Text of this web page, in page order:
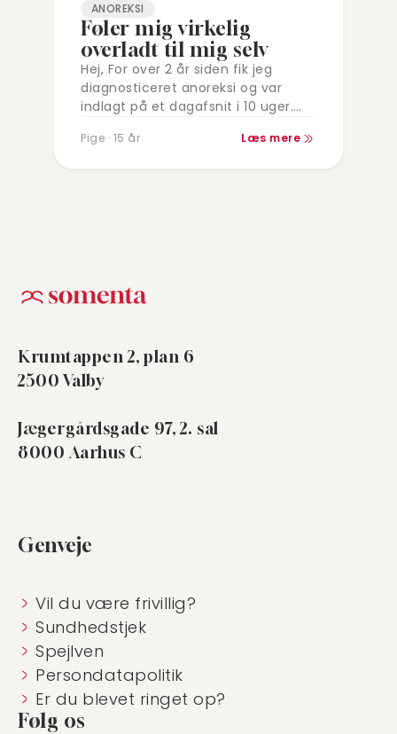
ANOREKSI
Føler mig virkelig
overladt til mig selv
Hej, For over 2 år siden fik jeg
diagnosticeret anoreksi og var
indlagt på et dagafsnit i 10 uger.
privat behandling med…
Pige · 15 år Læs mere
Krumtappen 2, plan 6
2500 Valby
Jægergårdsgade 97, 2. sal
8000 Aarhus C
Genveje
Vil du være frivillig?
Sundhedstjek
Spejlven
Persondatapolitik
Er du blevet ringet op?
Følg os